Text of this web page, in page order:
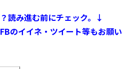
読み進む前にチェック。↓
のイイネ・ツイート等もお願い